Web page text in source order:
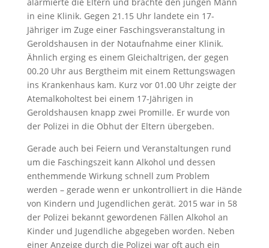
in eine Klinik. Gegen 21.15 Uhr landete ein 17-
Jähriger im Zuge einer Faschingsveranstaltung in
Geroldshausen in der Notaufnahme einer Klinik.
Ähnlich erging es einem Gleichaltrigen, der gegen
00.20 Uhr aus Bergtheim mit einem Rettungswagen
ins Krankenhaus kam. Kurz vor 01.00 Uhr zeigte der
Atemalkoholtest bei einem 17-Jährigen in
Geroldshausen knapp zwei Promille. Er wurde von
der Polizei in die Obhut der Eltern übergeben.
Gerade auch bei Feiern und Veranstaltungen rund
um die Faschingszeit kann Alkohol und dessen
enthemmende Wirkung schnell zum Problem
werden – gerade wenn er unkontrolliert in die Hände
von Kindern und Jugendlichen gerät. 2015 war in 58
der Polizei bekannt gewordenen Fällen Alkohol an
Kinder und Jugendliche abgegeben worden. Neben
einer Anzeige durch die Polizei war oft auch ein